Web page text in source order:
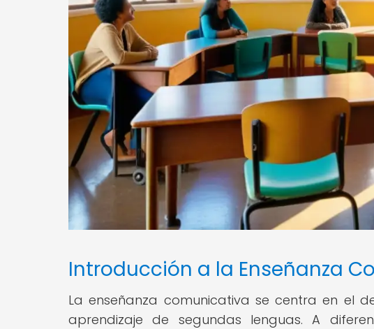
Introducción a la Enseñanza
La enseñanza comunicativa se centra en el
aprendizaje de segundas lenguas. A